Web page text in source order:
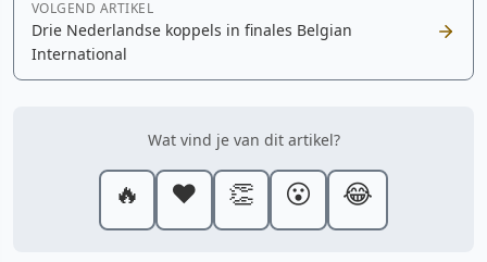
VOLGEND ARTIKEL
Drie Nederlandse koppels in finales Belgian
International
Wat vind je van dit artikel?
🔥 ❤️ 👏 😮 😂